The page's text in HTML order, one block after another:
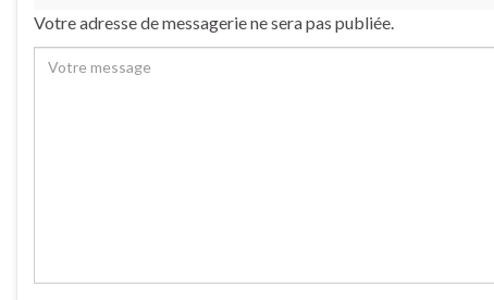
Votre adresse de messagerie ne sera pas publiée.